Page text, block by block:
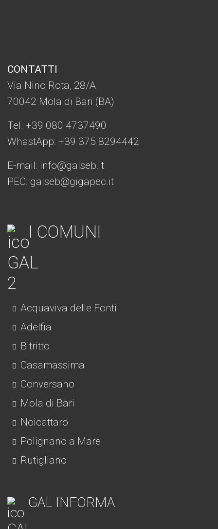
CONTATTI
Via Nino Rota, 28/A
70042 Mola di Bari (BA)
Tel. +39 080 4737490
WhastApp: +39 375 8294442
E-mail: info@galseb.it
PEC: galseb@gigapec.it
I COMUNI
Acquaviva delle Fonti
Adelfia
Bitritto
Casamassima
Conversano
Mola di Bari
Noicattaro
Polignano a Mare
Rutigliano
GAL INFORMA